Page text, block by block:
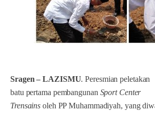
Sragen – LAZISMU. Peresmian peletakan
batu pertama pembangunan Sport Center
Trensains oleh PP Muhammadiyah, yang